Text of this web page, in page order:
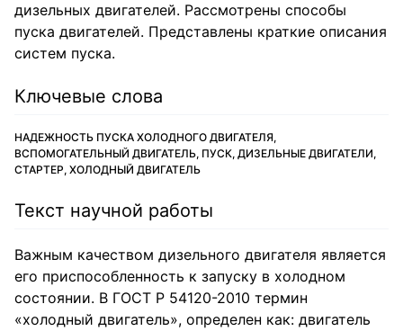
дизельных двигателей. Рассмотрены способы
пуска двигателей. Представлены краткие описания
систем пуска.
Ключевые слова
НАДЕЖНОСТЬ ПУСКА ХОЛОДНОГО ДВИГАТЕЛЯ,
ВСПОМОГАТЕЛЬНЫЙ ДВИГАТЕЛЬ, ПУСК, ДИЗЕЛЬНЫЕ ДВИГАТЕЛИ,
СТАРТЕР, ХОЛОДНЫЙ ДВИГАТЕЛЬ
Текст научной работы
Важным качеством дизельного двигателя является
его приспособленность к запуску в холодном
состоянии. В ГОСТ Р 54120-2010 термин
«холодный двигатель», определен как: двигатель